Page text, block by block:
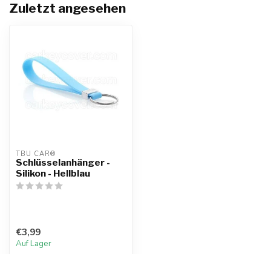
Zuletzt angesehen
TBU CAR®
Schlüsselanhänger -
Silikon - Hellblau
€3,99
Auf Lager